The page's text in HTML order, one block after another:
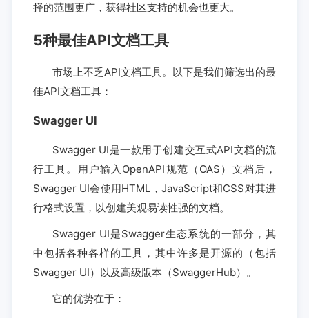
择的范围更广，获得社区支持的机会也更大。
5种最佳API文档工具
市场上不乏API文档工具。以下是我们筛选出的最
佳API文档工具：
Swagger UI
Swagger UI是一款用于创建交互式API文档的流
行工具。用户输入OpenAPI规范（OAS）文档后，
Swagger UI会使用HTML，JavaScript和CSS对其进
行格式设置，以创建美观易读性强的文档。
Swagger UI是Swagger生态系统的一部分，其
中包括各种各样的工具，其中许多是开源的（包括
Swagger UI）以及高级版本（SwaggerHub）。
它的优势在于：